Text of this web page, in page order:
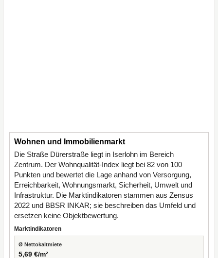
Wohnen und Immobilienmarkt
Die Straße Dürerstraße liegt in Iserlohn im Bereich
Zentrum. Der Wohnqualität-Index liegt bei 82 von 100
Punkten und bewertet die Lage anhand von Versorgung,
Erreichbarkeit, Wohnungsmarkt, Sicherheit, Umwelt und
Infrastruktur. Die Marktindikatoren stammen aus Zensus
2022 und BBSR INKAR; sie beschreiben das Umfeld und
ersetzen keine Objektbewertung.
Marktindikatoren
Ø Nettokaltmiete
5,69 €/m²